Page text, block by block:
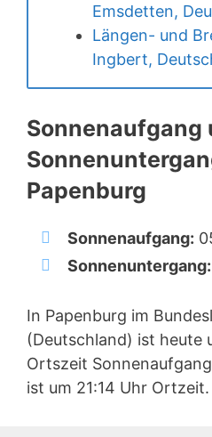
Emsdetten,
Längen- und
Ingbert,
Sonnenaufgang
Papenburg
Sonnenaufgang:
Sonnenuntergang:
In Papenburg im
(Deutschland) ist heute
Ortszeit
ist um 21:14 Uhr Ortzeit.